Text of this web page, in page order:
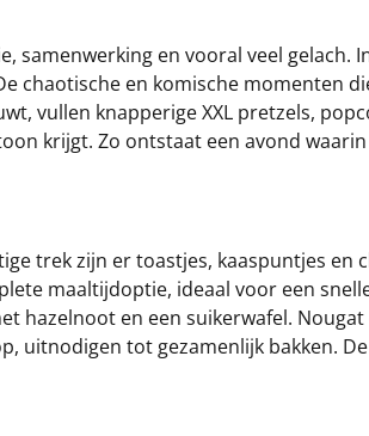
en vooral veel gelach.
chaotische en komische momenten
vullen knapperige XXL pretzels,
krijgt. Zo ontstaat een avond
trek zijn er toastjes, kaaspuntjes en
maaltijdoptie, ideaal voor een
hazelnoot en een suikerwafel.
uitnodigen tot gezamenlijk bakken.